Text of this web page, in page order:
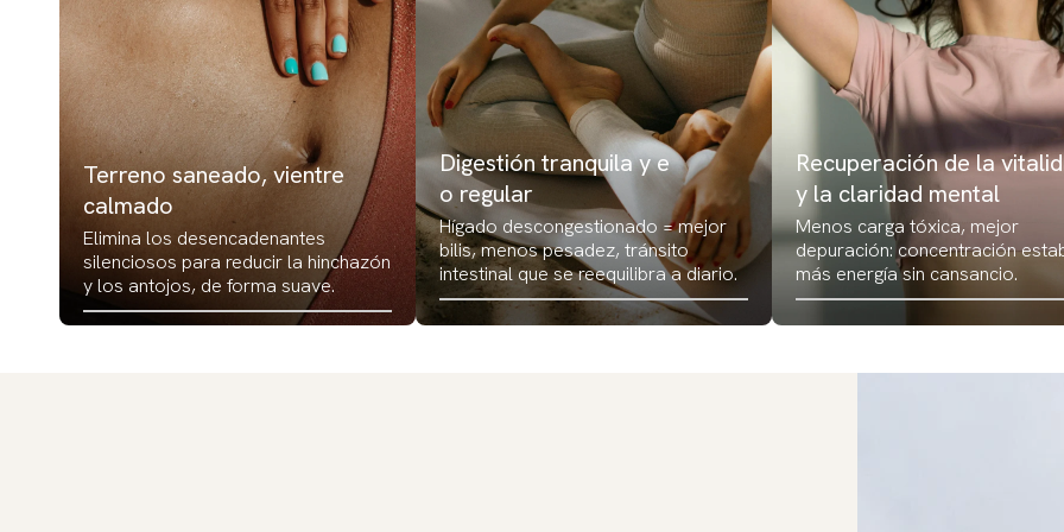
Terreno saneado, vientre
calmado
Elimina los desencadenantes
silenciosos para reducir la hinchazón
y los antojos, de forma suave.
Digestión tranquila y e
o regular
Hígado descongestionado = mejor
bilis, menos pesadez, tránsito
intestinal que se reequilibra a diario.
Recuperación de la
y la claridad mental
Menos carga tóxica, mejor
depuración: concentración
más energía sin cansancio.